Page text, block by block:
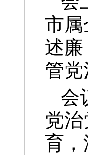
市属
述
管
会
党
育，